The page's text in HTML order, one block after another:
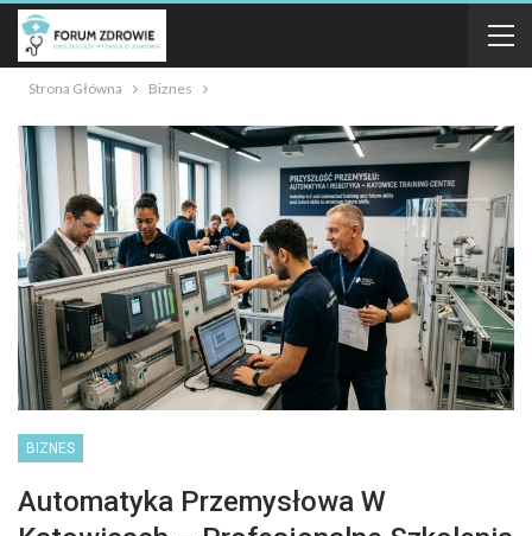
Strona Główna Biznes
BIZNES
Automatyka Przemysłowa W